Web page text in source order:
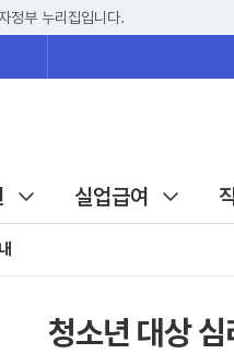
정부 누리집입니다.
실업급여
청소년 대상